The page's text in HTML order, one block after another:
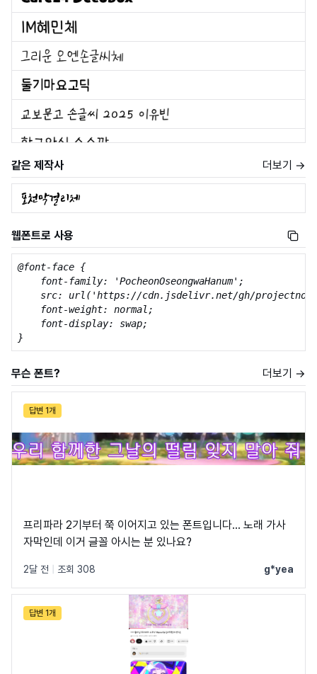
같은 제작사 더보기 →
웹폰트로 사용
@font-face {
    font-family: 'PocheonOseongwaHanum';
src: url('https://cdn.jsdelivr.net/gh/
    font-weight: normal;
    font-display: swap;
}
무슨 폰트? 더보기 →
답변 1개
프리파라 2기부터 쭉 이어지고 있는 폰트입니다... 노래 가사
자막인데 이거 글꼴 아시는 분 있나요?
2달 전 조회 308 g*yea
답변 1개